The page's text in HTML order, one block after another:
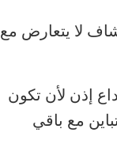
لا يتعارض مع
إذن لأن تكون
مع باقي